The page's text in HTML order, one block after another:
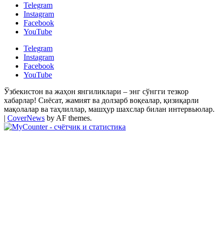
Telegram
Instagram
Facebook
YouTube
Telegram
Instagram
Facebook
YouTube
Ўзбекистон ва жаҳон янгиликлари – энг сўнгги тезкор
хабарлар! Сиёсат, жамият ва долзарб воқеалар, қизиқарли
мақолалар ва таҳлиллар, машҳур шахслар билан интервьюлар.
| CoverNews by AF themes.